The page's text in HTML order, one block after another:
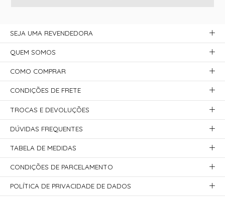
SEJA UMA REVENDEDORA
QUEM SOMOS
COMO COMPRAR
CONDIÇÕES DE FRETE
TROCAS E DEVOLUÇÕES
DÚVIDAS FREQUENTES
TABELA DE MEDIDAS
CONDIÇÕES DE PARCELAMENTO
POLÍTICA DE PRIVACIDADE DE DADOS